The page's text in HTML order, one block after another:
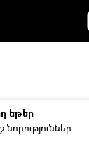
եթեր
նորություններ